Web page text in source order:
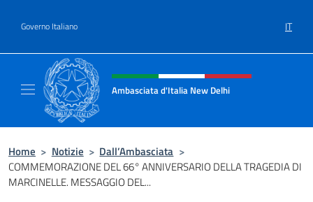
Governo Italiano IT
Intestazione sito, social e menù
Ambasciata d'Italia New Delhi
Home > Notizie > Dall’Ambasciata >
COMMEMORAZIONE DEL 66° ANNIVERSARIO DELLA TRAGEDIA DI
MARCINELLE. MESSAGGIO DEL...